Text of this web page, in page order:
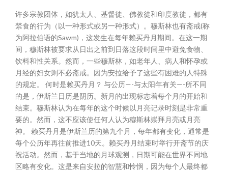
许多宗教团体，如犹太人、基督徒、佛教徒和印度教徒，都有
禁食的行为（以一种形式或另一种形式）。穆斯林也有斋戒(称
为阿拉伯语的Sawm)，这发生在每年赖买丹月期间。在这一期
间，穆斯林被要求从日出之前到日落这段时间里中避免食物、
饮料和性关系。然而，一些穆斯林，如老年人、病人和怀孕或
月经的妇女则不必斋戒。因为安拉给予了这些有困难的人特殊
的规定。 何时是赖买丹月？ 与公历—-与太阳年有关—-所不同
的是，伊斯兰日历是阴历。新月的出现标志着每个月的开始和
结束。穆斯林认为在每年的这个时候以月亮记录时刻是非常重
要的。然而，这不应该使任何人认为穆斯林崇拜月亮或月亮
神。 赖买丹月是伊斯兰历的第九个月，每年都有变化，通常是
每个公历年再往前推进10天。赖买丹月结束时举行开斋节的庆
祝活动。然而，基于当地的月球观测，日期可能在世界不同地
区略有变化。这是来自安拉的智慧和怜悯，因为每个人最终都